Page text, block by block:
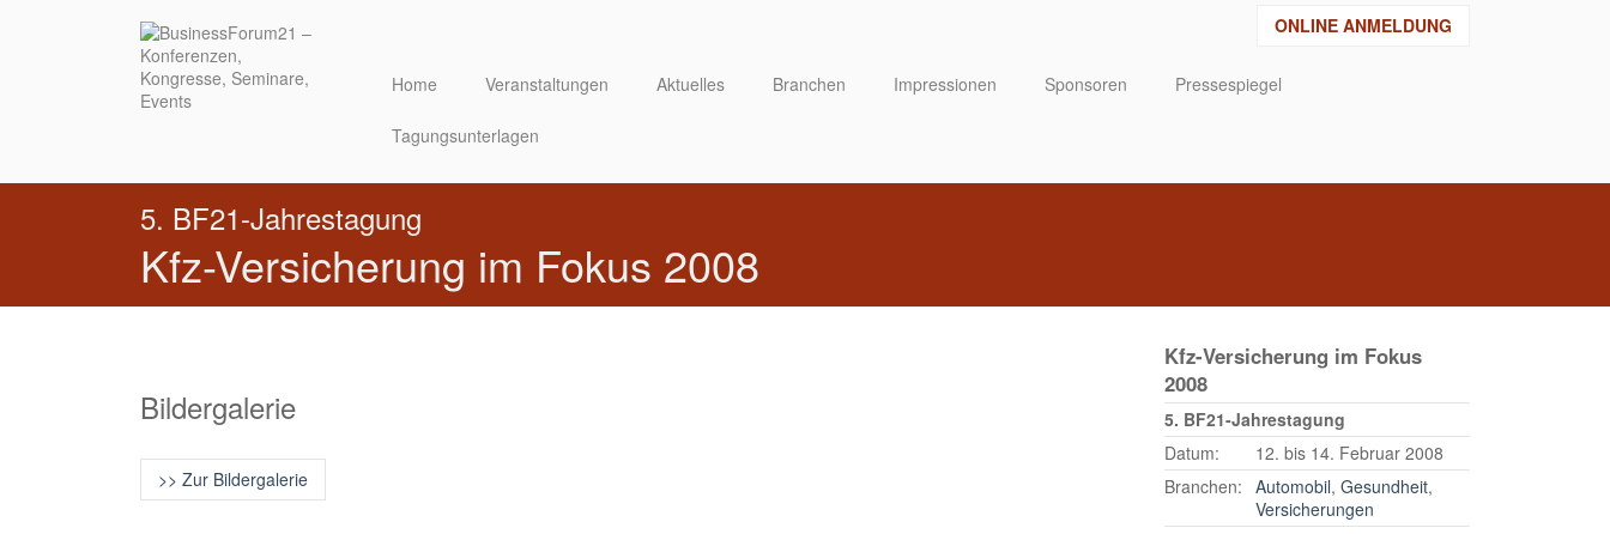
ONLINE ANMELDUNG
Home Veranstaltungen Aktuelles Branchen Impressionen Sponsoren Pressespiegel
Tagungsunterlagen
5. BF21-Jahrestagung
Kfz-Versicherung im Fokus 2008
Bildergalerie
>> Zur Bildergalerie
Kfz-Versicherung im Fokus
2008
5. BF21-Jahrestagung
Datum:
12. bis 14. Februar 2008
Branchen: Automobil, Gesundheit,
Versicherungen